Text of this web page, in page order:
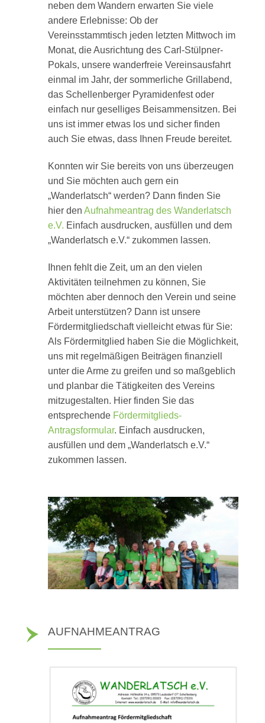
neben dem Wandern erwarten Sie viele
andere Erlebnisse: Ob der
Vereinsstammtisch jeden letzten Mittwoch im
Monat, die Ausrichtung des Carl-Stülpner-
Pokals, unsere wanderfreie Vereinsausfahrt
einmal im Jahr, der sommerliche Grillabend,
das Schellenberger Pyramidenfest oder
einfach nur geselliges Beisammensitzen. Bei
uns ist immer etwas los und sicher finden
auch Sie etwas, dass Ihnen Freude bereitet.
Konnten wir Sie bereits von uns überzeugen
und Sie möchten auch gern ein
„Wanderlatsch“ werden? Dann finden Sie
hier den Aufnahmeantrag des Wanderlatsch
e.V. Einfach ausdrucken, ausfüllen und dem
„Wanderlatsch e.V.“ zukommen lassen.
Ihnen fehlt die Zeit, um an den vielen
Aktivitäten teilnehmen zu können, Sie
möchten aber dennoch den Verein und seine
Arbeit unterstützen? Dann ist unsere
Fördermitgliedschaft vielleicht etwas für Sie:
Als Fördermitglied haben Sie die Möglichkeit,
uns mit regelmäßigen Beiträgen finanziell
unter die Arme zu greifen und so maßgeblich
und planbar die Tätigkeiten des Vereins
mitzugestalten. Hier finden Sie das
entsprechende Fördermitglieds-
Antragsformular. Einfach ausdrucken,
ausfüllen und dem „Wanderlatsch e.V.“
zukommen lassen.
AUFNAHMEANTRAG